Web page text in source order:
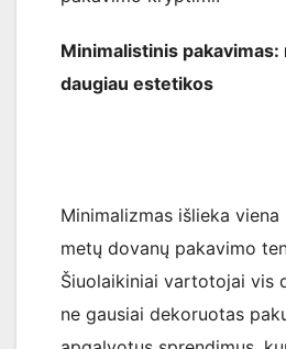
Minimalistinis pakavimas:
daugiau estetikos
Minimalizmas išlieka
metų dovanų pakavimo
Šiuolaikiniai vartotojai vis
ne gausiai dekoruotas